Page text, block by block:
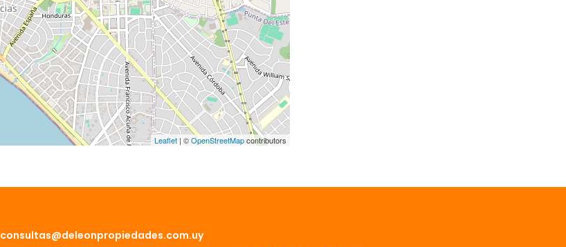
Leaflet | ©OpenStreetMapcontributors
consultas@deleonpropiedades.com.uy